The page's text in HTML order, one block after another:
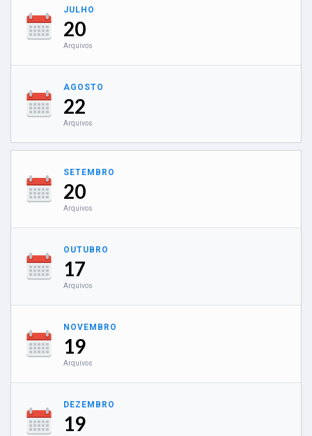
JULHO
20
Arquivos
AGOSTO
22
Arquivos
SETEMBRO
20
Arquivos
OUTUBRO
17
Arquivos
NOVEMBRO
19
Arquivos
DEZEMBRO
19